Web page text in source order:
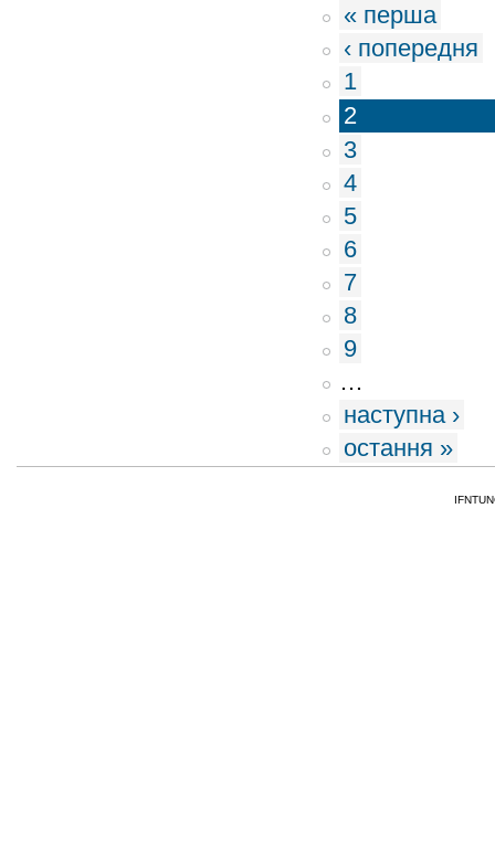
« перша
‹ попередня
1
2
3
4
5
6
7
8
9
…
наступна ›
остання »